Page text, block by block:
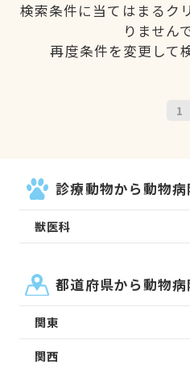
検索条件に当てはまるク
りません
再度条件を変更して
1
診療動物から動物
獣医科
都道府県から動物
関東
関西